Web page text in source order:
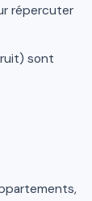
répercuter
sont